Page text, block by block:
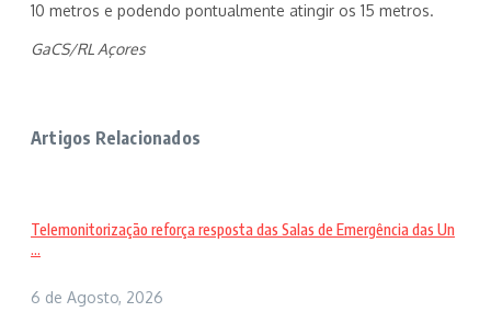
10 metros e podendo pontualmente atingir os 15 metros.
GaCS/RL Açores
Artigos Relacionados
Telemonitorização reforça resposta das Salas de Emergência das Un
...
6 de Agosto, 2026